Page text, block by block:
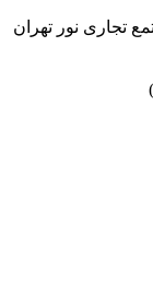
تجاری نور تهران